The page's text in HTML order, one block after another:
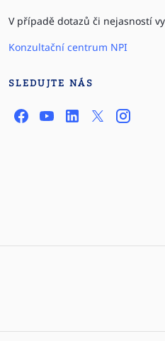
V případě dotazů či nejasností
Konzultační centrum NPI
SLEDUJTE NÁS